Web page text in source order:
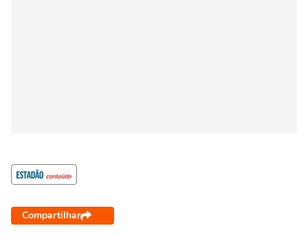
Compartilhar